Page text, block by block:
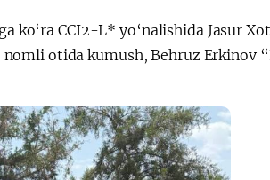
ko‘ra CCI2-L* yo‘nalishida Jasur
otida kumush, Behruz Erkinov